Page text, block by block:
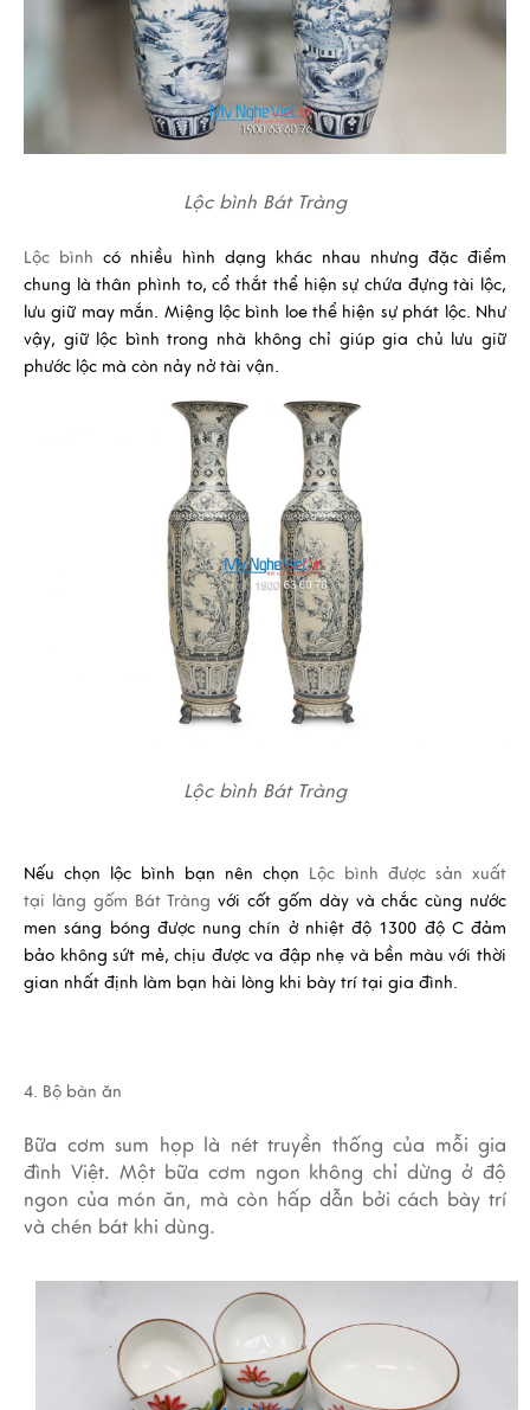
Lộc bình Bát Tràng
Lộc bình có nhiều hình dạng khác nhau nhưng đặc điểm
chung là thân phình to, cổ thắt thể hiện sự chứa đựng tài lộc,
lưu giữ may mắn. Miệng lộc bình loe thể hiện sự phát lộc. Như
vậy, giữ lộc bình trong nhà không chỉ giúp gia chủ lưu giữ
phước lộc mà còn nảy nở tài vận.
Lộc bình Bát Tràng
Nếu chọn lộc bình bạn nên chọn Lộc bình được sản xuất
tại làng gốm Bát Tràng với cốt gốm dày và chắc cùng nước
men sáng bóng được nung chín ở nhiệt độ 1300 độ C đảm
bảo không sứt mẻ, chịu được va đập nhẹ và bền màu với thời
gian nhất định làm bạn hài lòng khi bày trí tại gia đình.
4. Bộ bàn ăn
Bữa cơm sum họp là nét truyền thống của mỗi gia
đình Việt. Một bữa cơm ngon không chỉ dừng ở độ
ngon của món ăn, mà còn hấp dẫn bởi cách bày trí
và chén bát khi dùng.